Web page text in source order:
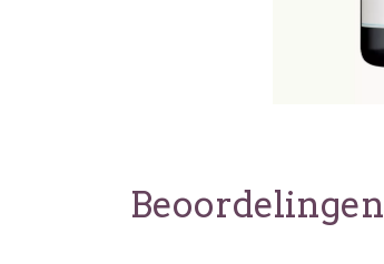
Beoordelingen